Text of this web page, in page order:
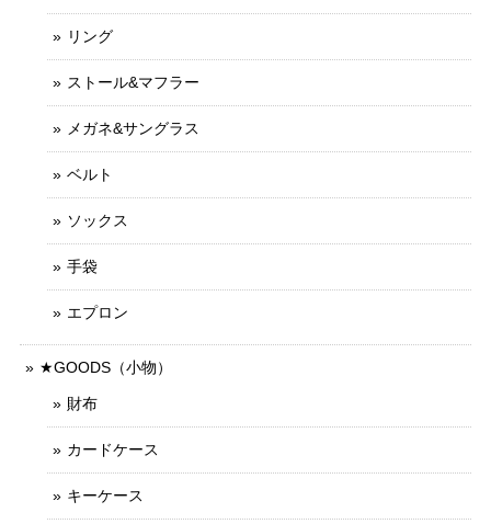
リング
ストール&マフラー
メガネ&サングラス
ベルト
ソックス
手袋
エプロン
★GOODS（小物）
財布
カードケース
キーケース